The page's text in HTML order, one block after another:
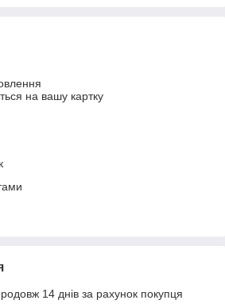
на вашу картку
14 днів за рахунок покупця